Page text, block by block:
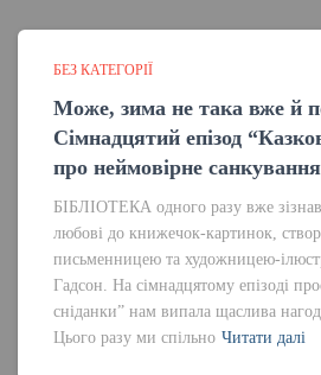
БЕЗ КАТЕГОРІЇ
Може, зима не така вже й
Сімнадцятий епізод
про неймовірне
БІБЛІОТЕКА одного разу вже
любові до книжечок-картинок,
письменницею та художницею-
Гадсон. На сімнадцятому епізоді
сніданки” нам випала щаслива
Цього разу ми спільно Читати далі